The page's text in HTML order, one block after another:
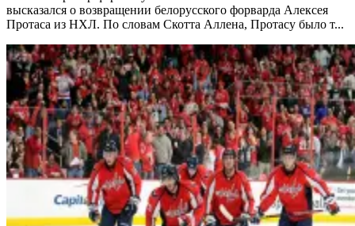
высказался о возвращении белорусского форварда Алексея
Протаса из НХЛ. По словам Скотта Аллена, Протасу было т...